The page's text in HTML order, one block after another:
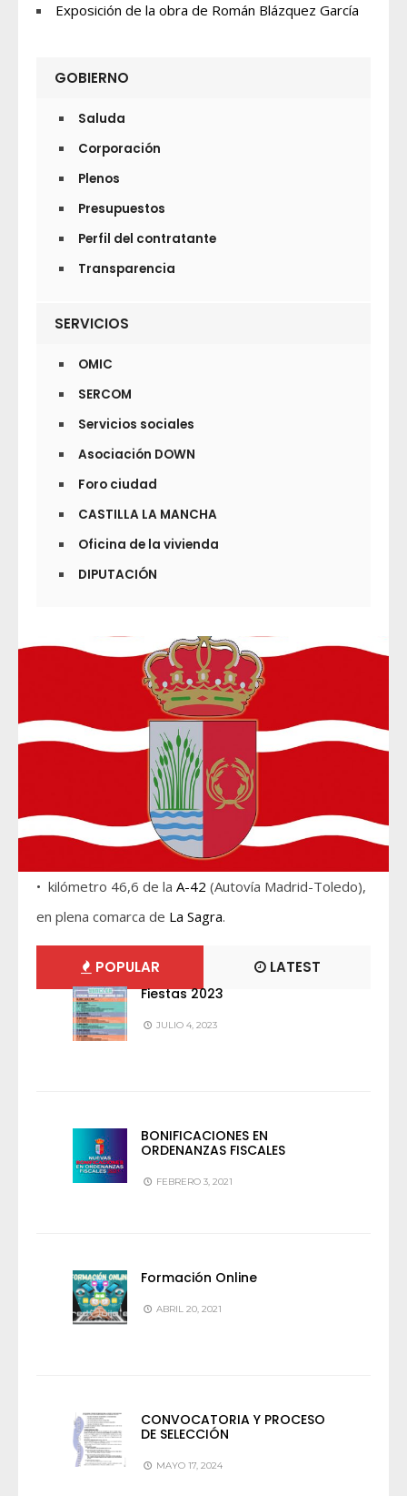
Exposición de la obra de Román Blázquez García
GOBIERNO
Saluda
Corporación
Plenos
Presupuestos
Perfil del contratante
Transparencia
SERVICIOS
OMIC
SERCOM
Servicios sociales
Asociación DOWN
Foro ciudad
CASTILLA LA MANCHA
Oficina de la vivienda
DIPUTACIÓN
• kilómetro 46,6 de la A-42 (Autovía Madrid-Toledo),
en plena comarca de La Sagra.
POPULAR LATEST
Fiestas 2023
JULIO 4, 2023
BONIFICACIONES EN
ORDENANZAS FISCALES
FEBRERO 3, 2021
Formación Online
ABRIL 20, 2021
CONVOCATORIA Y PROCESO
DE SELECCIÓN
MAYO 17, 2024